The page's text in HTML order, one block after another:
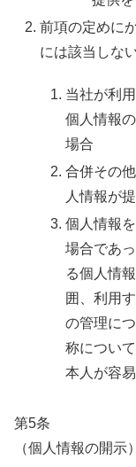
前項の定めに
には該当しな
当社が利
個人情報
場合
合併その
人情報が
個人情報
場合であ
る個人情
囲、利用
の管理に
称につい
本人が容
第5条
（個人情報の開示）